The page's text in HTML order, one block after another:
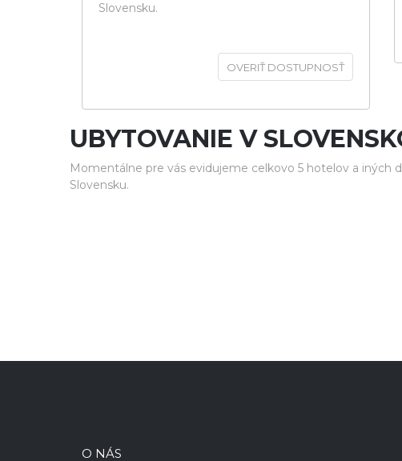
Slovensku.
OVERIŤ DOSTUPNOSŤ
UBYTOVANIE V
Momentálne pre vás evidujeme celkovo 5 hotelov a iných
Slovensku.
O NÁS